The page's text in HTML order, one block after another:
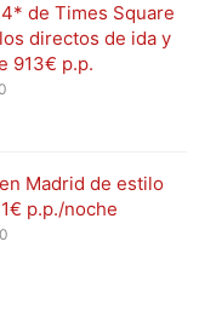
de Times Square
directos de ida y
913€ p.p.
Madrid de estilo
p.p./noche